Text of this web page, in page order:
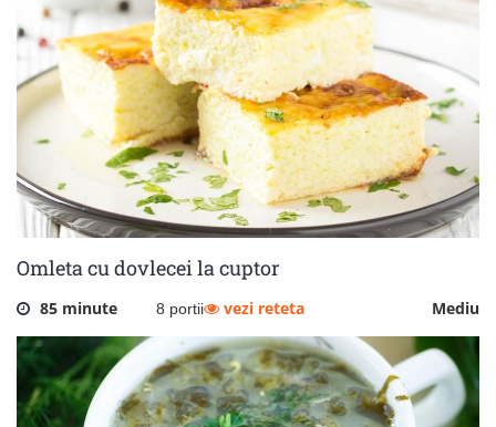
Omleta cu dovlecei la cuptor
85 minute 8 portii Mediu
vezi reteta